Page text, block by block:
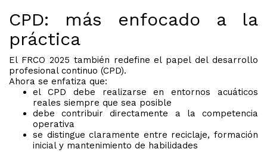
CPD: más enfocado a la
práctica
El FRCO 2025 también redefine el papel del desarrollo
profesional continuo (CPD).
Ahora se enfatiza que:
el CPD debe realizarse en entornos acuáticos
reales siempre que sea posible
debe contribuir directamente a la competencia
operativa
se distingue claramente entre reciclaje, formación
inicial y mantenimiento de habilidades